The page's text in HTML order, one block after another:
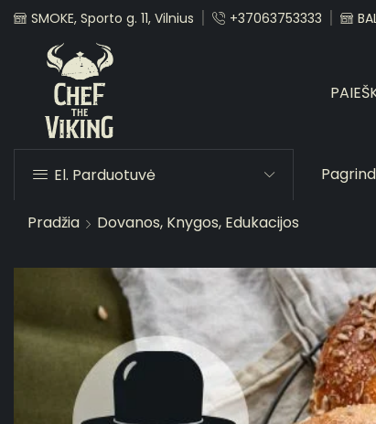
SMOKE, Sporto g. 11, Vilnius +37063753333
El. Parduotuvė
Pradžia Dovanos, Knygos, Edukacijos